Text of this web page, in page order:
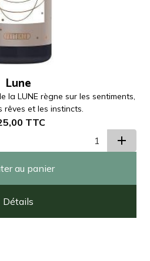
Lune
la LUNE règne sur les sentiments,
rêves et les instincts.
TTC
au panier
Détails